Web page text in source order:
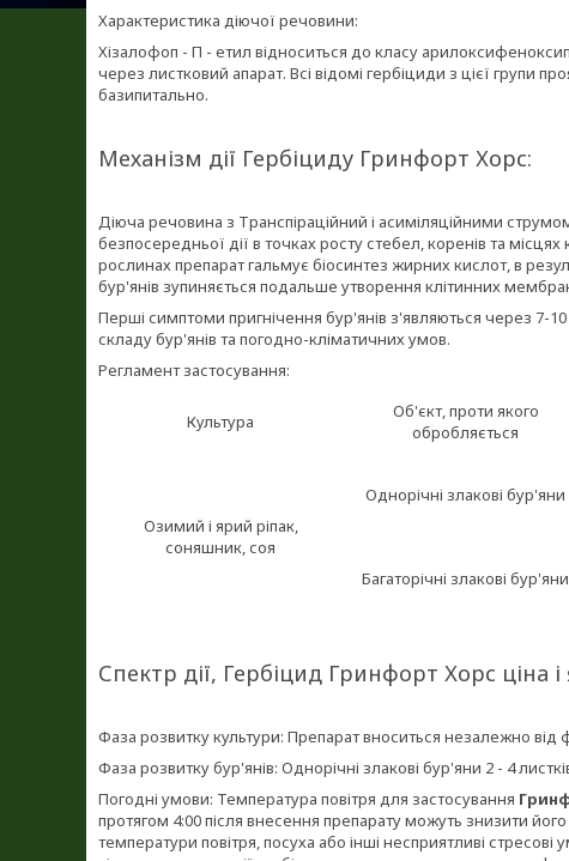
Характеристика діючої речовини:
Хізалофоп - П - етил відноситься до класу
через листковий апарат. Всі відомі гербіциди з цієї групи
базипитально.
Механізм дії Гербіциду Гринфорт Хорс:
Діюча речовина з Транспіраційний і асиміляційними
безпосередньої дії в точках росту стебел, коренів та
рослинах препарат гальмує біосинтез жирних кислот, в
бур'янів зупиняється подальше утворення клітинних
Перші симптоми пригнічення бур'янів з'являються через 7-
складу бур'янів та погодно-кліматичних умов.
Регламент застосування:
Культура
Об'єкт, проти якого
обробляється
Озимий і ярий ріпак,
соняшник, соя
Однорічні злакові бур'яни
Багаторічні злакові бур'яни
Спектр дії, Гербіцид Гринфорт Хорс ціна і
Фаза розвитку культури: Препарат вноситься незалежно від
Фаза розвитку бур'янів: Однорічні злакові бур'яни 2 - 4
Погодні умови: Температура повітря для застосування
протягом 4:00 після внесення препарату можуть знизити
температури повітря, посуха або інші несприятливі